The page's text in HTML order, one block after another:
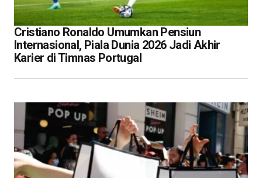
Cristiano Ronaldo Umumkan Pensiun
Internasional, Piala Dunia 2026 Jadi Akhir
Karier di Timnas Portugal